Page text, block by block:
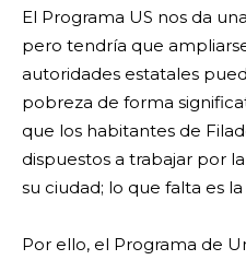
El Programa US nos da
pero tendría que
autoridades estatales
pobreza de forma
que los habitantes de
dispuestos a trabajar por
su ciudad; lo que falta es
Por ello, el Programa de